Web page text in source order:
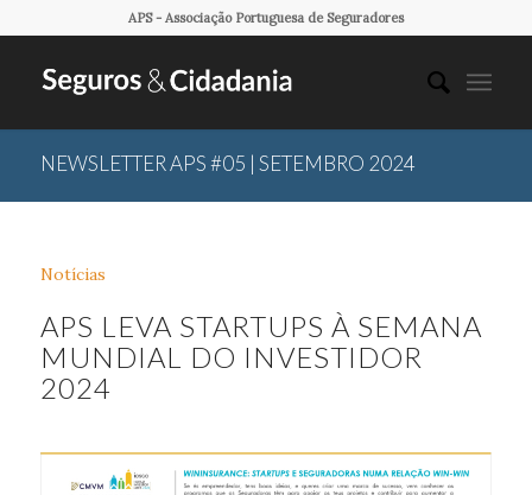
APS - Associação Portuguesa de Seguradores
NEWSLETTER APS #05 | SETEMBRO 2024
Notícias
APS LEVA STARTUPS À SEMANA
MUNDIAL DO INVESTIDOR
2024